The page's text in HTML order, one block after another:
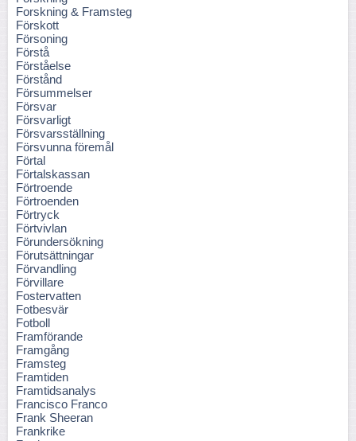
Forskning & Framsteg
Förskott
Försoning
Förstå
Förståelse
Förstånd
Försummelser
Försvar
Försvarligt
Försvarsställning
Försvunna föremål
Förtal
Förtalskassan
Förtroende
Förtroenden
Förtryck
Förtvivlan
Förundersökning
Förutsättningar
Förvandling
Förvillare
Fostervatten
Fotbesvär
Fotboll
Framförande
Framgång
Framsteg
Framtiden
Framtidsanalys
Francisco Franco
Frank Sheeran
Frankrike